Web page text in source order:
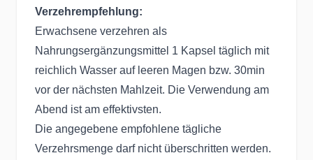
Verzehrempfehlung:
Erwachsene verzehren als
Nahrungsergänzungsmittel 1 Kapsel täglich mit
reichlich Wasser auf leeren Magen bzw. 30min
vor der nächsten Mahlzeit. Die Verwendung am
Abend ist am effektivsten.
Die angegebene empfohlene tägliche
Verzehrsmenge darf nicht überschritten werden.